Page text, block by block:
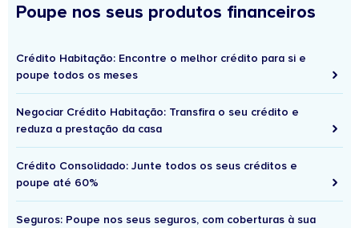
Poupe nos seus produtos financeiros
Crédito Habitação: Encontre o melhor crédito para si e
poupe todos os meses
Negociar Crédito Habitação: Transfira o seu crédito e
reduza a prestação da casa
Crédito Consolidado: Junte todos os seus créditos e
poupe até 60%
Seguros: Poupe nos seus seguros, com coberturas à sua